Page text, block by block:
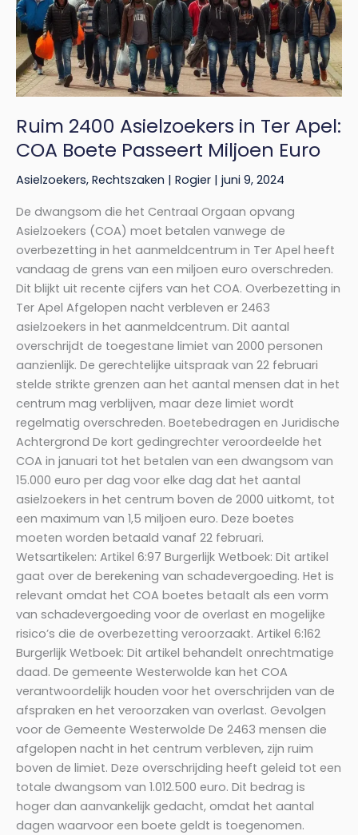
Ruim 2400 Asielzoekers in Ter Apel:
COA Boete Passeert Miljoen Euro
Asielzoekers, Rechtszaken | Rogier | juni 9, 2024
De dwangsom die het Centraal Orgaan opvang
Asielzoekers (COA) moet betalen vanwege de
overbezetting in het aanmeldcentrum in Ter Apel heeft
vandaag de grens van een miljoen euro overschreden.
Dit blijkt uit recente cijfers van het COA. Overbezetting in
Ter Apel Afgelopen nacht verbleven er 2463
asielzoekers in het aanmeldcentrum. Dit aantal
overschrijdt de toegestane limiet van 2000 personen
aanzienlijk. De gerechtelijke uitspraak van 22 februari
stelde strikte grenzen aan het aantal mensen dat in het
centrum mag verblijven, maar deze limiet wordt
regelmatig overschreden. Boetebedragen en Juridische
Achtergrond De kort gedingrechter veroordeelde het
COA in januari tot het betalen van een dwangsom van
15.000 euro per dag voor elke dag dat het aantal
asielzoekers in het centrum boven de 2000 uitkomt, tot
een maximum van 1,5 miljoen euro. Deze boetes
moeten worden betaald vanaf 22 februari.
Wetsartikelen: Artikel 6:97 Burgerlijk Wetboek: Dit artikel
gaat over de berekening van schadevergoeding. Het is
relevant omdat het COA boetes betaalt als een vorm
van schadevergoeding voor de overlast en mogelijke
risico’s die de overbezetting veroorzaakt. Artikel 6:162
Burgerlijk Wetboek: Dit artikel behandelt onrechtmatige
daad. De gemeente Westerwolde kan het COA
verantwoordelijk houden voor het overschrijden van de
afspraken en het veroorzaken van overlast. Gevolgen
voor de Gemeente Westerwolde De 2463 mensen die
afgelopen nacht in het centrum verbleven, zijn ruim
boven de limiet. Deze overschrijding heeft geleid tot een
totale dwangsom van 1.012.500 euro. Dit bedrag is
hoger dan aanvankelijk gedacht, omdat het aantal
dagen waarvoor een boete geldt is toegenomen.
Apel:
COA
Boete
Passeert
Miljoen
Euro